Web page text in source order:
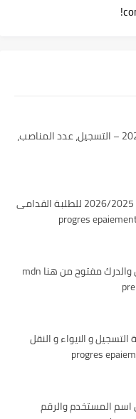
مسابقة الأساتذة 2025 – التسجيل، عدد المناصب،
دفع حقوق التسجيل 2026/2025 للطلبة القدامى
موقع تسجيل الجيش والدرك مفتوح من هنا mdn
و الايواء و النقل
اسم المستخدم والرقم